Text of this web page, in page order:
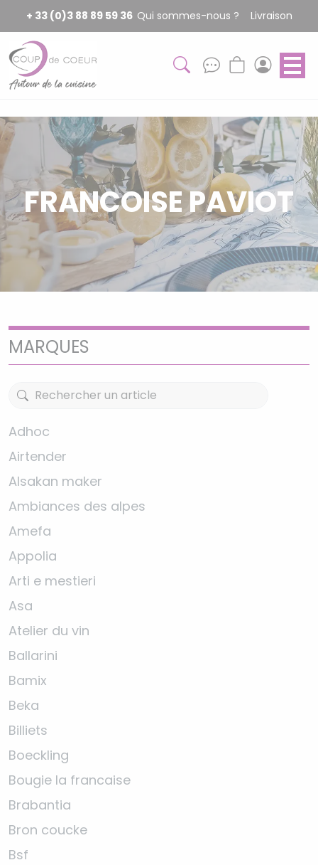
+ 33 (0)3 88 89 59 36 Qui sommes-nous ? Livraison
FRANCOISE PAVIOT
MARQUES
Adhoc
Airtender
Alsakan maker
Ambiances des alpes
Amefa
Appolia
Arti e mestieri
Asa
Atelier du vin
Ballarini
Bamix
Beka
Billiets
Boeckling
Bougie la francaise
Brabantia
Bron coucke
Bsf
Panneau de gestion des cookies